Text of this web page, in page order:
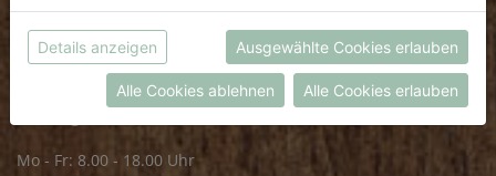
FRISCHMARKT
Mo - Fr: 8.00 - 18.00 Uhr
möchtest.
Weitere Informationen findest du in unserer
Datenschutzerklärung
bzw. imImpressum
Details anzeigen Ausgewählte Cookies erlauben
Alle Cookies ablehnen Alle Cookies erlauben